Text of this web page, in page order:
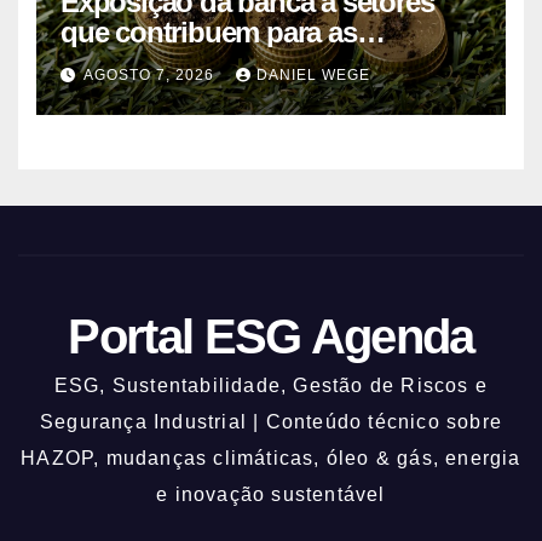
que contribuem para as
alterações climáticas mantém-se
nos 62%
AGOSTO 7, 2026 DANIEL WEGE
Portal ESG Agenda
ESG, Sustentabilidade, Gestão de Riscos e
Segurança Industrial | Conteúdo técnico sobre
HAZOP, mudanças climáticas, óleo & gás, energia
e inovação sustentável